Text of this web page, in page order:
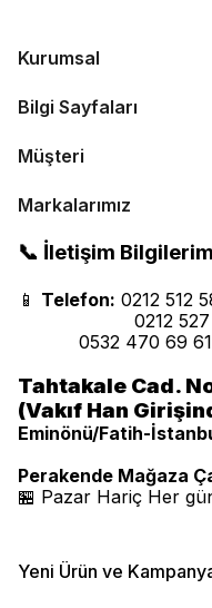
Kurumsal
Bilgi Sayfaları
Müşteri
Markalarımız
📞 İletişim
📱 Telefon: 0212 512
0212
0532 470 69 61
Tahtakale Cad.
(Vakıf Han
Eminönü/Fatih-
Perakende Mağaza
🏪 Pazar Hariç Her
Yeni Ürün ve